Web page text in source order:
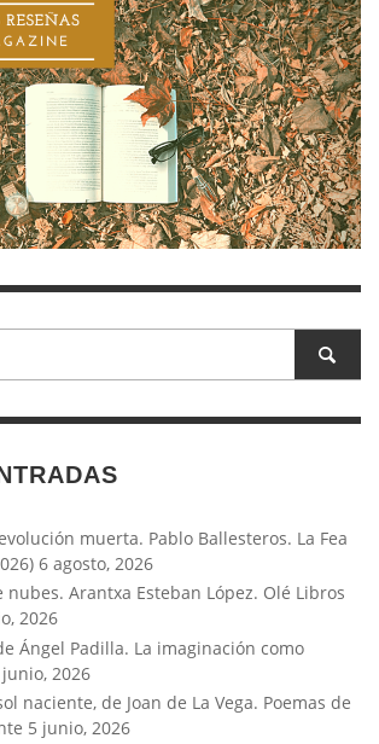
muerta. Pablo Ballesteros. La Fea
6 agosto, 2026
nubes. Arantxa Esteban López. Olé Libros
2026
Ángel Padilla. La imaginación como
junio, 2026
naciente, de Joan de La Vega. Poemas de
5 junio, 2026